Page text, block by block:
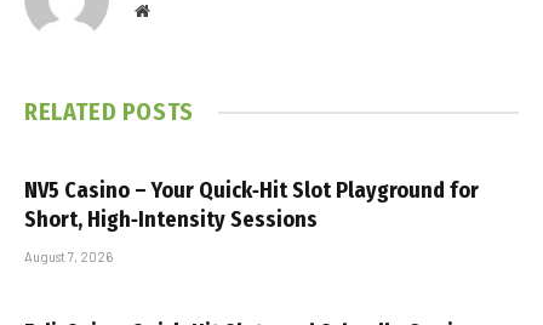
Website
RELATED POSTS
NV5 Casino – Your Quick‑Hit Slot Playground for
Short, High‑Intensity Sessions
August 7, 2026